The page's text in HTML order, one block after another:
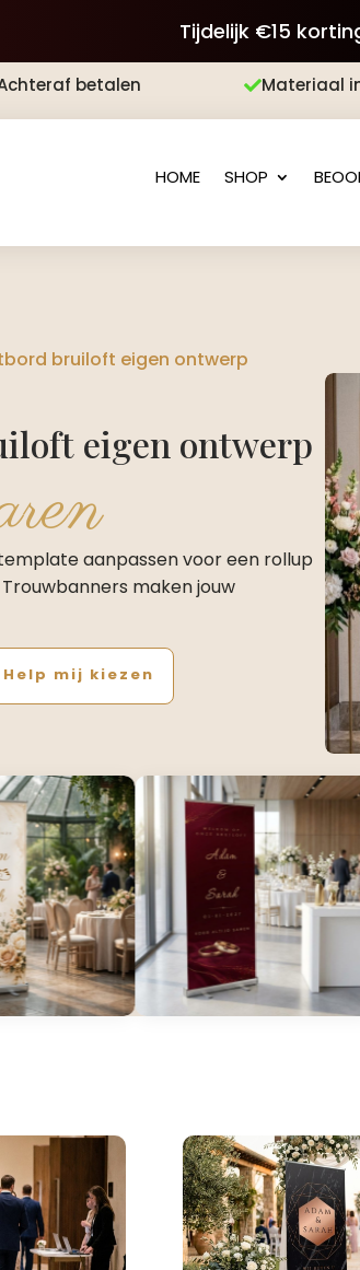
Tijdelijk €15
betalen Materiaal
HOME SHOP
bruiloft eigen ontwerp
eigen ontwerp
aanpassen voor een rollup
maken jouw
Help mij kiezen